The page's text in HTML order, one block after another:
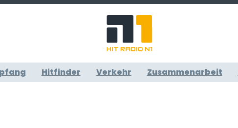
Hitfinder Verkehr Zusammenarbeit